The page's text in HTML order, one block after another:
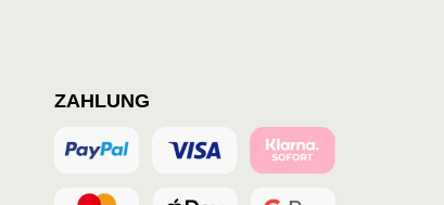
ZAHLUNG